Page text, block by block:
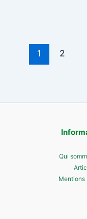
1 2
Qui
Mentions